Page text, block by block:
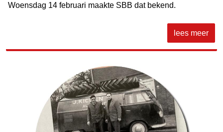
Woensdag 14 februari maakte SBB dat bekend.
lees meer